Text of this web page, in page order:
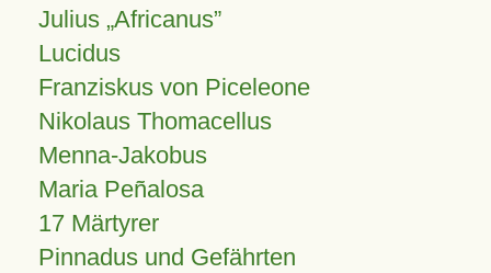
Julius Africanus
Lucidus
Franziskus von Piceleone
Nikolaus Thomacellus
Menna-Jakobus
Maria Peñalosa
17 Märtyrer
Pinnadus und Gefährten